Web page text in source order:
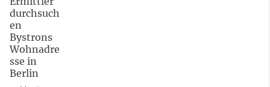
durchsuch
en
Bystrons
Wohnadre
sse in
Berlin